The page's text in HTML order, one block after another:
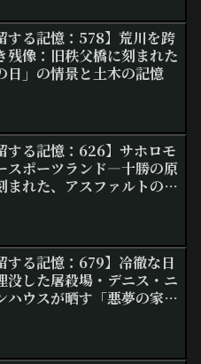
する記憶：578】荒川を跨
残像：旧秩父橋に刻まれた
日」の情景と土木の記憶
する記憶：626】サホロモ
スポーツランド―十勝の原
まれた、アスファルトの残
する記憶：679】冷徹な日
没した屠殺場・デニス・ニ
ハウスが晒す「悪夢の家」